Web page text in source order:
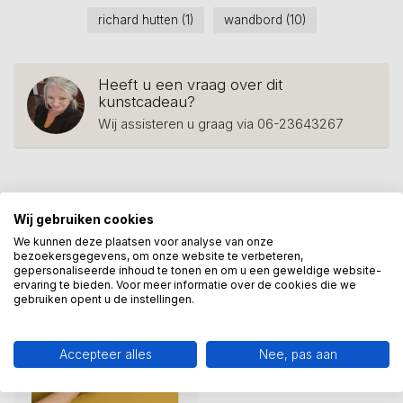
richard hutten (1) wandbord (10)
Heeft u een vraag over dit
kunstcadeau?
Wij assisteren u graag via 06-23643267
-42%
Wij gebruiken cookies
We kunnen deze plaatsen voor analyse van onze
bezoekersgegevens, om onze website te verbeteren,
gepersonaliseerde inhoud te tonen en om u een geweldige website-
ervaring te bieden. Voor meer informatie over de cookies die we
gebruiken opent u de instellingen.
Accepteer alles Nee, pas aan